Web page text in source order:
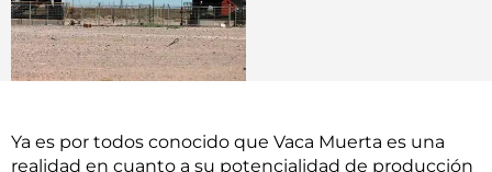
Ya es por todos conocido que Vaca Muerta es una
realidad en cuanto a su potencialidad de producción